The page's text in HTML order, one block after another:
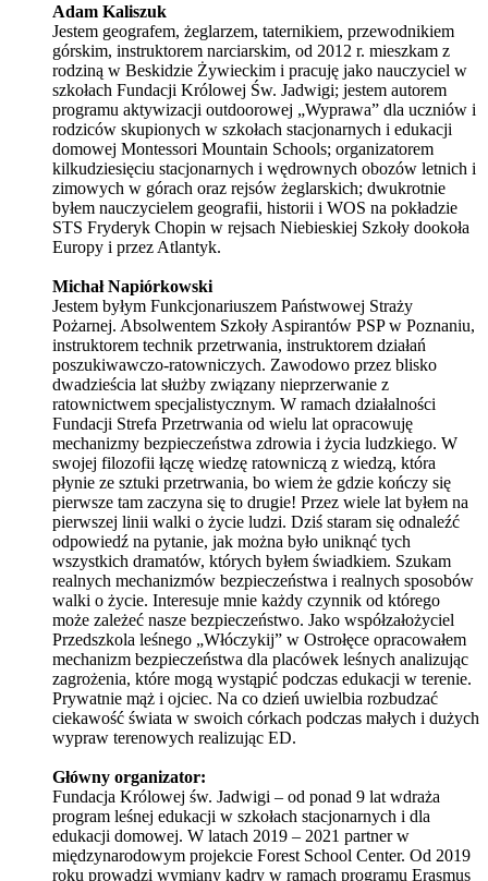
Adam Kaliszuk
Jestem geografem, żeglarzem, taternikiem, przewodnikiem
górskim, instruktorem narciarskim, od 2012 r. mieszkam z
rodziną w Beskidzie Żywieckim i pracuję jako nauczyciel w
szkołach Fundacji Królowej Św. Jadwigi; jestem autorem
programu aktywizacji outdoorowej „Wyprawa” dla uczniów i
rodziców skupionych w szkołach stacjonarnych i edukacji
domowej Montessori Mountain Schools; organizatorem
kilkudziesięciu stacjonarnych i wędrownych obozów letnich i
zimowych w górach oraz rejsów żeglarskich; dwukrotnie
byłem nauczycielem geografii, historii i WOS na pokładzie
STS Fryderyk Chopin w rejsach Niebieskiej Szkoły dookoła
Europy i przez Atlantyk.
Michał Napiórkowski
Jestem byłym Funkcjonariuszem Państwowej Straży
Pożarnej. Absolwentem Szkoły Aspirantów PSP w Poznaniu,
instruktorem technik przetrwania, instruktorem działań
poszukiwawczo-ratowniczych. Zawodowo przez blisko
dwadzieścia lat służby związany nieprzerwanie z
ratownictwem specjalistycznym. W ramach działalności
Fundacji Strefa Przetrwania od wielu lat opracowuję
mechanizmy bezpieczeństwa zdrowia i życia ludzkiego. W
swojej filozofii łączę wiedzę ratowniczą z wiedzą, która
płynie ze sztuki przetrwania, bo wiem że gdzie kończy się
pierwsze tam zaczyna się to drugie! Przez wiele lat byłem na
pierwszej linii walki o życie ludzi. Dziś staram się odnaleźć
odpowiedź na pytanie, jak można było uniknąć tych
wszystkich dramatów, których byłem świadkiem. Szukam
realnych mechanizmów bezpieczeństwa i realnych sposobów
walki o życie. Interesuje mnie każdy czynnik od którego
może zależeć nasze bezpieczeństwo. Jako współzałożyciel
Przedszkola leśnego „Włóczykij” w Ostrołęce opracowałem
mechanizm bezpieczeństwa dla placówek leśnych analizując
zagrożenia, które mogą wystąpić podczas edukacji w terenie.
Prywatnie mąż i ojciec. Na co dzień uwielbia rozbudzać
ciekawość świata w swoich córkach podczas małych i dużych
wypraw terenowych realizując ED.
Główny organizator:
Fundacja Królowej św. Jadwigi – od ponad 9 lat wdraża
program leśnej edukacji w szkołach stacjonarnych i dla
edukacji domowej. W latach 2019 – 2021 partner w
międzynarodowym projekcie Forest School Center. Od 2019
roku prowadzi wymiany kadry w ramach programu Erasmus